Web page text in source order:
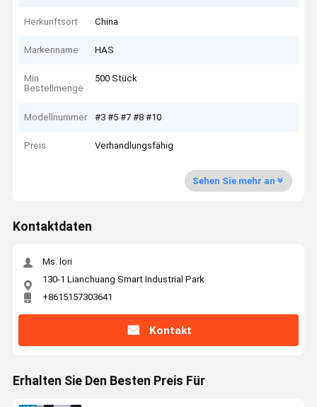
Herkunftsort China
Markenname HAS
Min
Bestellmenge
500 Stück
Modellnummer #3 #5 #7 #8 #10
Preis Verhandlungsfähig
Sehen Sie mehr an
Kontaktdaten
Ms. lori
130-1 Lianchuang Smart Industrial Park
+8615157303641
Kontakt
Erhalten Sie Den Besten Preis Für